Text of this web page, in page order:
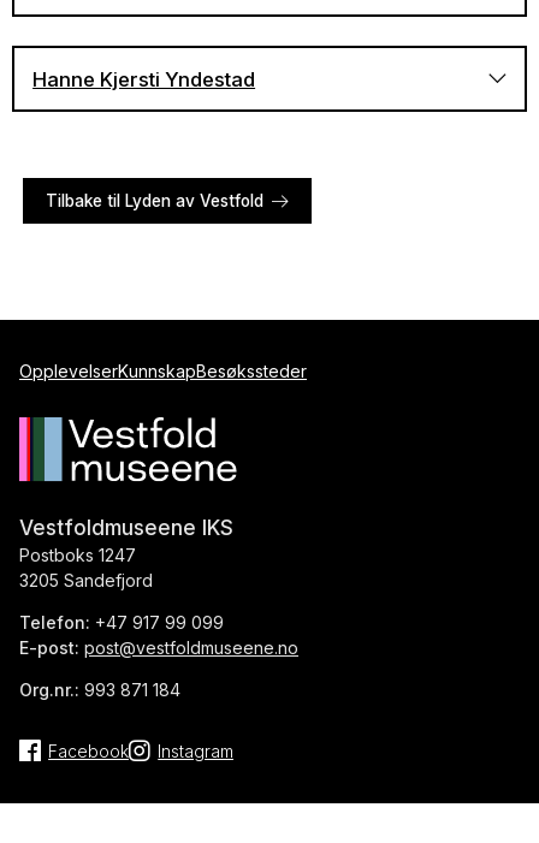
Albumet Lyden av Vestfold hos Nasjonalbiblioteket
Albumet Lyden av Vestfold hos Nasjonalbiblioteket
Hanne Kjersti Yndestad
Tilbake til Lyden av Vestfold
OpplevelserKunnskapBesøkssteder
Vestfoldmuseene IKS
Postboks 1247
3205 Sandefjord
Telefon: +47 917 99 099
E-post: post@vestfoldmuseene.no
Org.nr.: 993 871 184
Facebook Instagram